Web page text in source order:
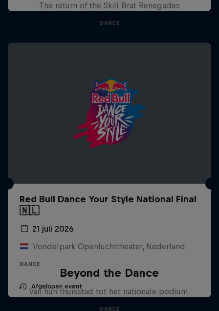
The return of the Skill Brat Renegades
DANCE
Red Bull Dance Your Style National Final
🇳🇱
21 juli 2026
Vondelpark Openluchttheater, Nederland
DANCE
Afgelopen event
Beyond the Dance
Van hun thuisstad tot het nationale podium.
DANCE